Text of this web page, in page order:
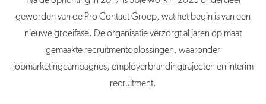
geworden van de Pro Contact Groep, wat het begin is van een
nieuwe groeifase. De organisatie verzorgt al jaren op maat
gemaakte recruitmentoplossingen, waaronder
jobmarketingcampagnes, employerbrandingtrajecten en interim
recruitment.